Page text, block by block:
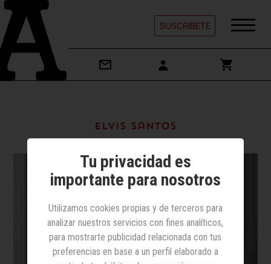
SUSCRÍBETE
Elvis Santos
Tu privacidad es
importante para nosotros
Utilizamos cookies propias y de terceros para
analizar nuestros servicios con fines analíticos,
para mostrarte publicidad relacionada con tus
preferencias en base a un perfil elaborado a